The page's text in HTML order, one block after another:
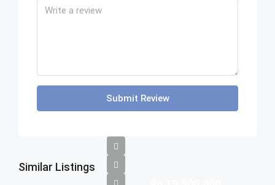
Submit Review
Similar Listings